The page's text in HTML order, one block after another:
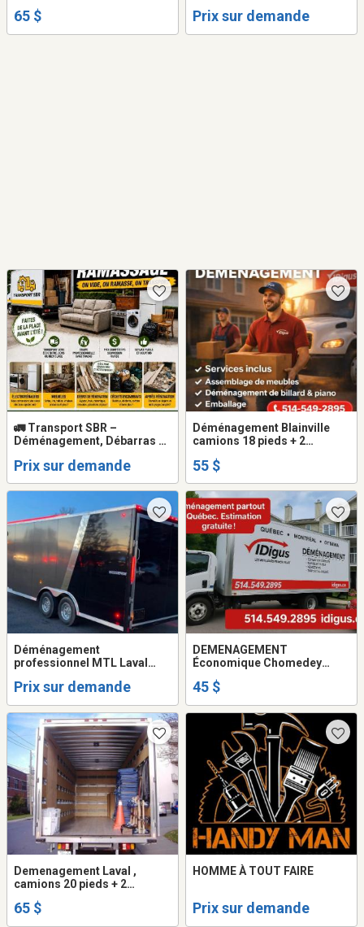
demenageurs. 514-549-2895
65 $
demenageurs.514-993-2895
Prix sur demande
🚛 Transport SBR –
Déménagement, Débarras &
Montréal/Laval
Prix sur demande
Déménagement Blainville
camions 18 pieds + 2
diesel inclus dans prix ... )
55 $
Déménagement
professionnel MTL Laval
Laurentides — Camion fermé
Prix sur demande
DEMENAGEMENT
Économique Chomedey
déménageurs. 514-993-2895
45 $
Demenagement Laval ,
camions 20 pieds + 2
disel inclus dans prix ... )
65 $
HOMME À TOUT FAIRE
Prix sur demande